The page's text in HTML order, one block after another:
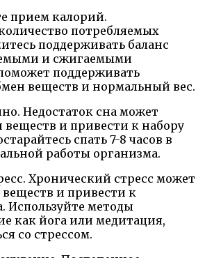
прием калорий.
потребляемых
поддерживать баланс
и сжигаемыми
поддерживать
веществ и нормальный вес.
Недостаток сна может
веществ и привести к набору
спать 7-8 часов в
работы организма.
Хронический стресс может
и привести к
Используйте методы
как йога или медитация,
со стрессом.